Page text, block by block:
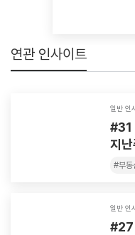
연관 인사이트
일반 인
#31
지
#부동
일반 인
#27